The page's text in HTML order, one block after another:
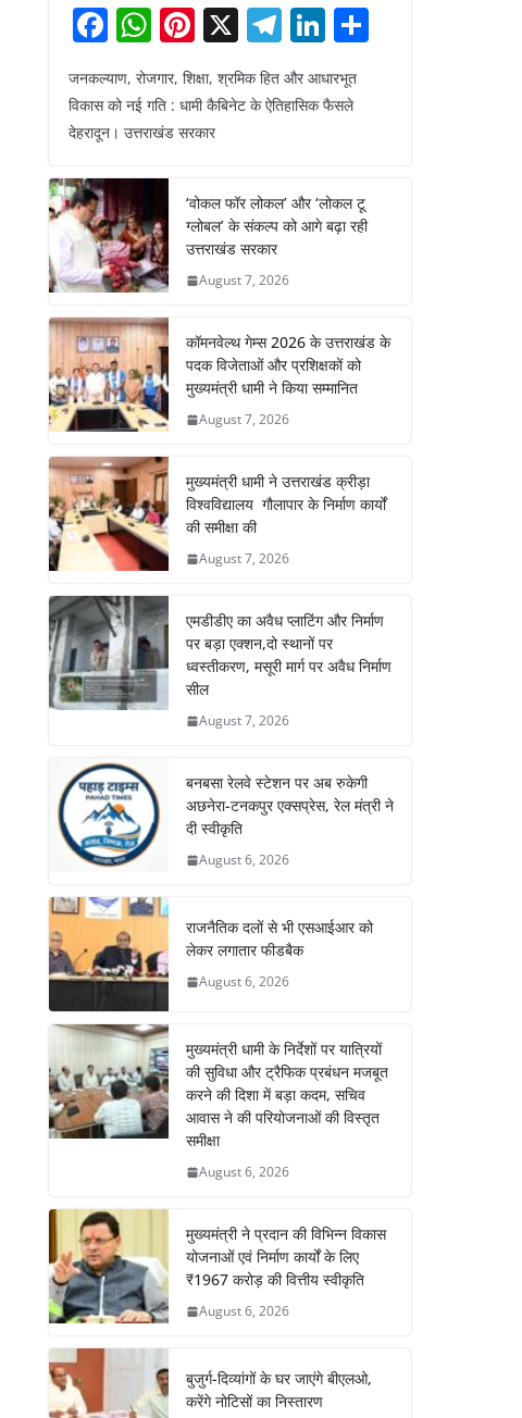
F
c
e
o
o
k
W
at
s
p
Pi
er
e
X T
el
e
m
Li
k
n
जनकल्याण, रोजगार, शिक्षा, श्रमिक हित और आधारभूत
विकास को नई गति : धामी कैबिनेट के ऐतिहासिक फैसले
देहरादून। उत्तराखंड सरकार
‘वोकल फॉर लोकल’ और ‘लोकल टू
ग्लोबल’ के संकल्प को आगे बढ़ा रही
उत्तराखंड सरकार
August 7, 2026
कॉमनवेल्थ गेम्स 2026 के उत्तराखंड के
पदक विजेताओं और प्रशिक्षकों को
मुख्यमंत्री धामी ने किया सम्मानित
August 7, 2026
मुख्यमंत्री धामी ने उत्तराखंड क्रीड़ा
विश्वविद्यालय गौलापार के निर्माण कार्यों
की समीक्षा की
August 7, 2026
एमडीडीए का अवैध प्लाटिंग और निर्माण
पर बड़ा एक्शन,दो स्थानों पर
ध्वस्तीकरण, मसूरी मार्ग पर अवैध निर्माण
सील
August 7, 2026
बनबसा रेलवे स्टेशन पर अब रुकेगी
अछनेरा-टनकपुर एक्सप्रेस, रेल मंत्री ने
दी स्वीकृति
August 6, 2026
राजनैतिक दलों से भी एसआईआर को
लेकर लगातार फीडबैक
August 6, 2026
मुख्यमंत्री धामी के निर्देशों पर यात्रियों
की सुविधा और ट्रैफिक प्रबंधन मजबूत
करने की दिशा में बड़ा कदम, सचिव
आवास ने की परियोजनाओं की विस्तृत
समीक्षा
August 6, 2026
मुख्यमंत्री ने प्रदान की विभिन्न विकास
योजनाओं एवं निर्माण कार्यों के लिए
₹1967 करोड़ की वित्तीय स्वीकृति
August 6, 2026
बुजुर्ग-दिव्यांगों के घर जाएंगे बीएलओ,
करेंगे नोटिसों का निस्तारण